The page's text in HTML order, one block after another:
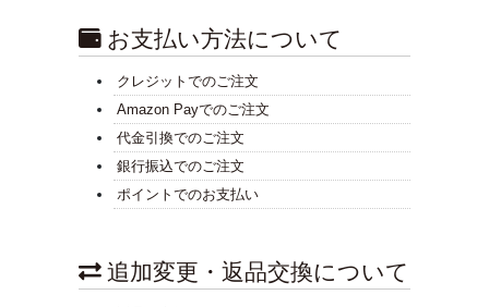
お支払い方法について
クレジットでのご注文
Amazon Payでのご注文
代金引換でのご注文
銀行振込でのご注文
ポイントでのお支払い
追加変更・返品交換について